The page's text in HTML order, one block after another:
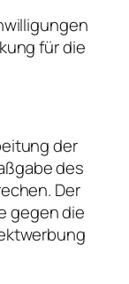
für die
der
des
Der
gegen die